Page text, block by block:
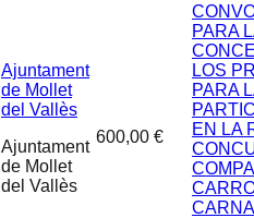
Ajuntament
de Mollet
del Vallès
Ajuntament
de Mollet
del Vallès
600,00 €
PARA
LOS
PARA
EN LA